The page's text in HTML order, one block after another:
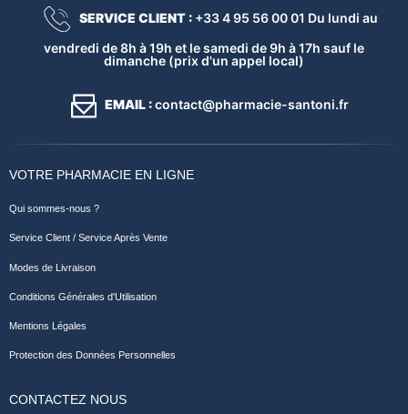
SERVICE CLIENT :+33 4 95 56 00 01 Du lundi au
vendredi de 8h à 19h et le samedi de 9h à 17h sauf le
dimanche (prix d'un appel local)
EMAIL :contact@pharmacie-santoni.fr
VOTRE PHARMACIE EN LIGNE
Qui sommes-nous ?
Service Client / Service Après Vente
Modes de Livraison
Conditions Générales d'Utilisation
Mentions Légales
Protection des Données Personnelles
CONTACTEZ NOUS